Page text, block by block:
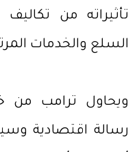
تأثيراته من
السلع والخدمات
ويحاول ترامب من
رسالة اقتصادية